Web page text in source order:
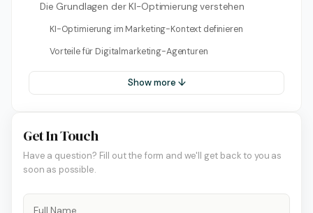
Die Grundlagen der KI-Optimierung verstehen
KI-Optimierung im Marketing-Kontext definieren
Vorteile für Digitalmarketing-Agenturen
Show more ↓
Get In Touch
Have a question? Fill out the form and we'll get back to you as
soon as possible.